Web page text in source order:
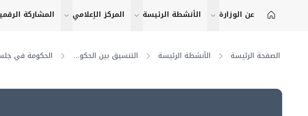
عن الوزارة show submenu for "More"
الأنشطة الرئيسة show submenu for "More"
المركز الإعلامي for "More"
المشاركة
الصفحة الرئيسة الأنشطة الرئيسة التنسيق بين الحكومة والمجلس